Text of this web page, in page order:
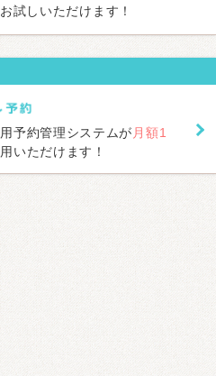
試しいただけます！
予約管理システムが 月額1
いただけます！